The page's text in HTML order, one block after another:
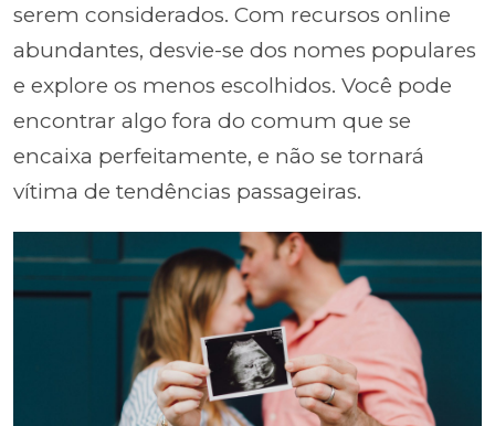
serem considerados. Com recursos online
abundantes, desvie-se dos nomes populares
e explore os menos escolhidos. Você pode
encontrar algo fora do comum que se
encaixa perfeitamente, e não se tornará
vítima de tendências passageiras.